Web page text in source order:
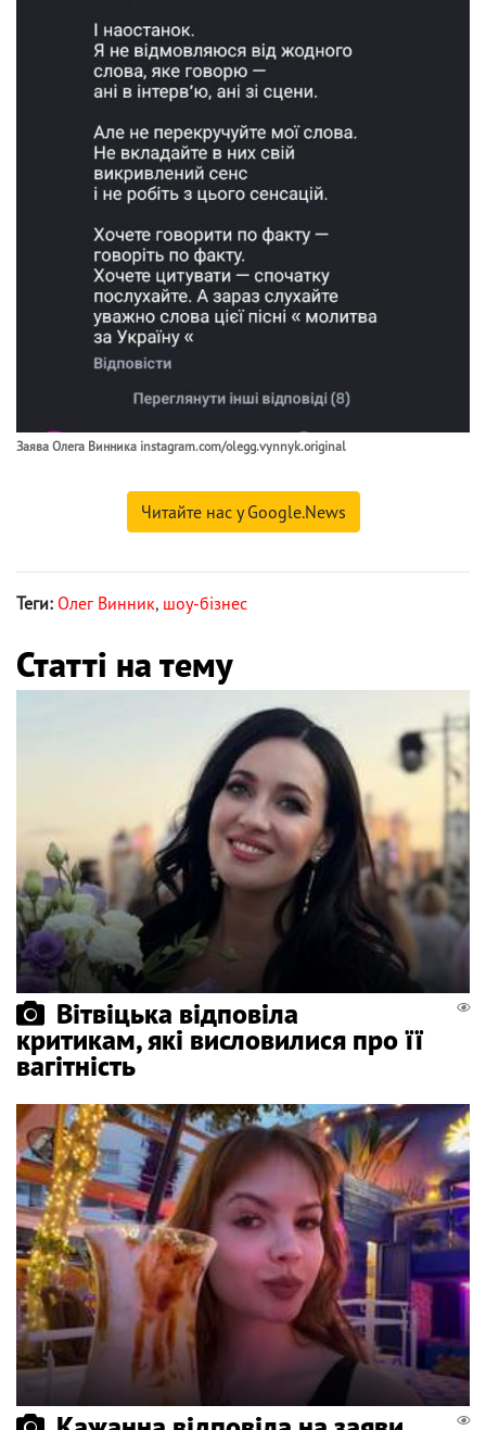
Заява Олега Винника instagram.com/olegg.vynnyk.original
Читайте нас у Google.News
Теги: Олег Винник, шоу-бізнес
Статті на тему
Вітвіцька відповіла
критикам, які висловилися про її
вагітність